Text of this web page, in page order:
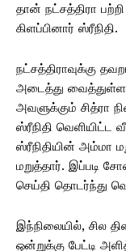
தான் நட்சத்திரா
கிளப்பினார் ஸ்ரீநிதி.
நட்சத்திராவுக்கு
அடைத்து
அவளுக்கும் சித்ரா
ஸ்ரீநிதி
ஸ்ரீநிதியின் அம்மா
மறுத்தார். இப்படி
செய்தி தொடர்ந்து
இந்நிலையில், சில
ஒன்றுக்கு பேட்டி